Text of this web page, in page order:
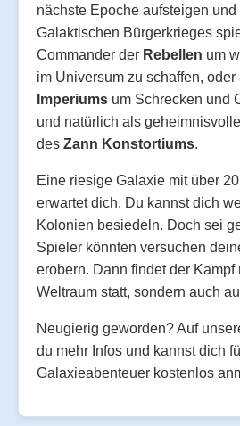
nächste Epoche aufsteigen
Galaktischen Bürgerkrieges
Commander der Rebellen um
im Universum zu schaffen,
Imperiums um Schrecken und
und natürlich als
des Zann Konstortiums.
Eine riesige Galaxie mit über
erwartet dich. Du kannst dich
Kolonien besiedeln. Doch sei
Spieler könnten versuchen
erobern. Dann findet der Kampf
Weltraum statt, sondern auch
Neugierig geworden? Auf
du mehr Infos und kannst dich
Galaxieabenteuer kostenlos